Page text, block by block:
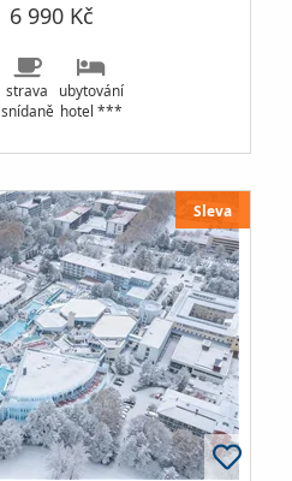
6 990 Kč
strava
snídaně
ubytování
hotel ***
Sleva